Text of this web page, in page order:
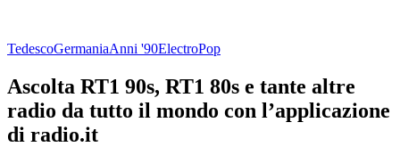
TedescoGermaniaAnni '90ElectroPop
Ascolta RT1 90s, RT1 80s e tante altre
radio da tutto il mondo con l’applicazione
di radio.it